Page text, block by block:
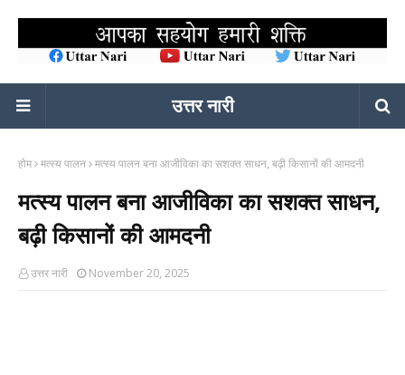
उत्तर नारी
होम मत्स्य पालन मत्स्य पालन बना आजीविका का सशक्त साधन, बढ़ी किसानों की आमदनी
मत्स्य पालन बना आजीविका का सशक्त साधन,
बढ़ी किसानों की आमदनी
उत्तर नारी November 20, 2025